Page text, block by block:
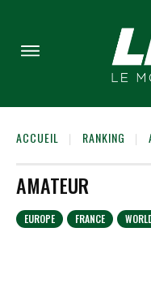
ACCUEIL RANKING
AMATEUR
EUROPE FRANCE